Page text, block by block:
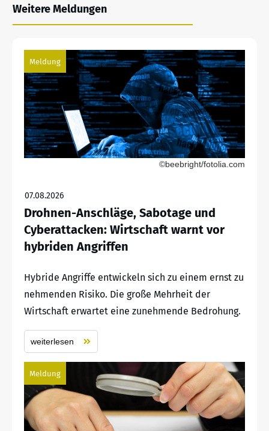
Weitere Meldungen
Meldung
©beebright/fotolia.com
07.08.2026
Drohnen-Anschläge, Sabotage und
Cyberattacken: Wirtschaft warnt vor
hybriden Angriffen
Hybride Angriffe entwickeln sich zu einem ernst zu
nehmenden Risiko. Die große Mehrheit der
Wirtschaft erwartet eine zunehmende Bedrohung.
weiterlesen
Meldung